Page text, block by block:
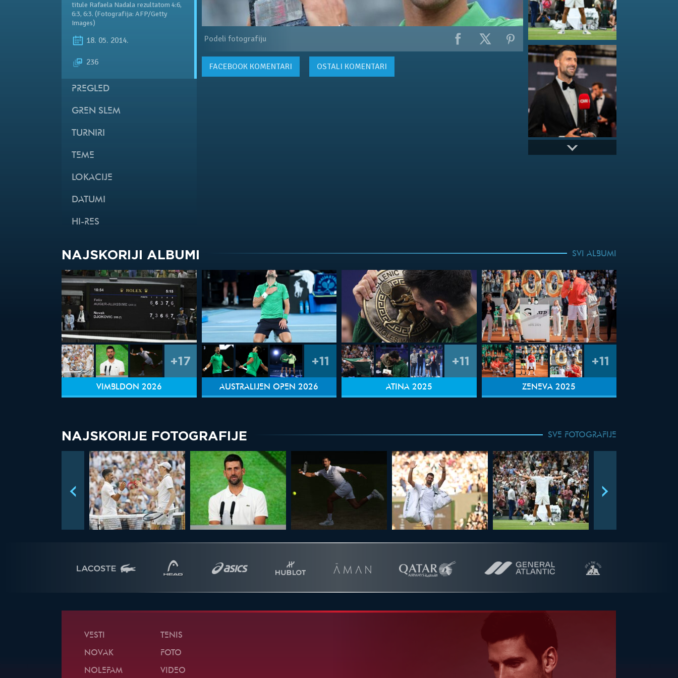
titule Rafaela Nadala rezultatom 4:6,
6:3, 6:3. (Fotografija: AFP/Getty
Images)
18. 05. 2014.
236
PREGLED
GREN SLEM
TURNIRI
TEME
LOKACIJE
DATUMI
HI-RES
Podeli fotografiju
FACEBOOKKOMENTARI OSTALI KOMENTARI
NAJSKORIJI ALBUMI SVI ALBUMI
+17
VIMBLDON 2026
+11
AUSTRALIJEN OPEN 2026
+11
ATINA 2025
+11
ŽENEVA 2025
NAJSKORIJE FOTOGRAFIJE SVE FOTOGRAFIJE
VESTI
NOVAK
NOLEFAM
TENIS
FOTO
VIDEO